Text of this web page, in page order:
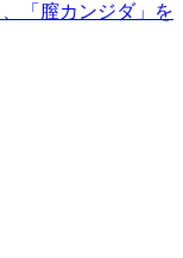
「膣カンジダ」を